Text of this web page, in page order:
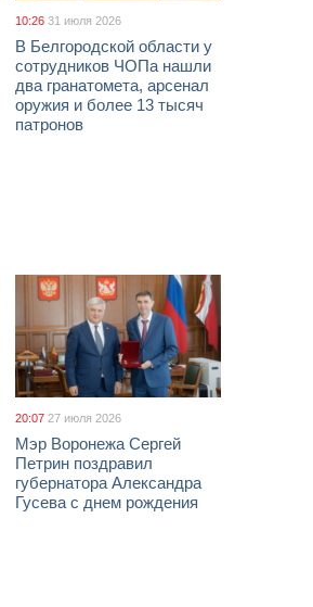
10:26 31 июля 2026
В Белгородской области у
сотрудников ЧОПа нашли
два гранатомета, арсенал
оружия и более 13 тысяч
патронов
20:07 27 июля 2026
Мэр Воронежа Сергей
Петрин поздравил
губернатора Александра
Гусева с днем рождения